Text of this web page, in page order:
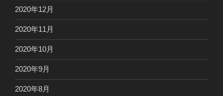
2020年12月
2020年11月
2020年10月
2020年9月
2020年8月